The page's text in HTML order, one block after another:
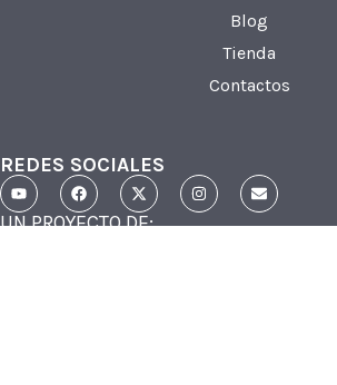
Blog
Tienda
Contactos
REDES SOCIALES
UN PROYECTO DE: